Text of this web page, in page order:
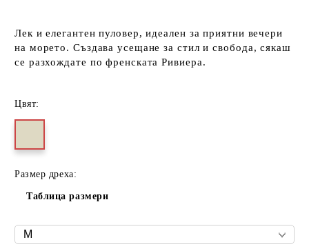
Лек и елегантен пуловер, идеален за приятни вечери
на морето. Създава усещане за стил и свобода, сякаш
се разхождате по френската Ривиера.
Цвят:
Размер дреха:
Таблица размери